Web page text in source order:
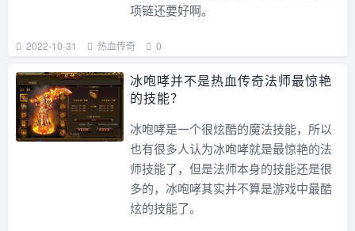
项链还要好啊。
2022-10-31 热血传奇 0
冰咆哮并不是热血传奇法师最惊艳
的技能？
冰咆哮是一个很炫酷的魔法技能，所以
也有很多人认为冰咆哮就是最惊艳的法
师技能了，但是法师本身的技能还是很
多的，冰咆哮其实并不算是游戏中最酷
炫的技能了。